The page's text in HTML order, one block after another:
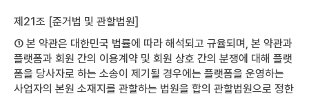
제21조 [준거법 및 관할법원]
① 본 약관은 대한민국 법률에 따라 해석되고 규율되며, 본 약관과
플랫폼과 회원 간의 이용계약 및 회원 상호 간의 분쟁에 대해 플랫
폼을 당사자로 하는 소송이 제기될 경우에는 플랫폼을 운영하는
사업자의 본원 소재지를 관할하는 법원을 합의 관할법원으로 정한